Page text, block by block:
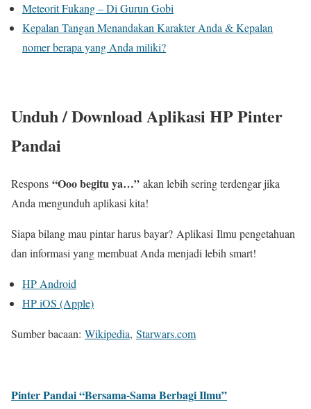
Meteorit Fukang – Di Gurun Gobi
Kepalan Tangan Menandakan Karakter Anda & Kepalan
nomer berapa yang Anda miliki?
Unduh / Download Aplikasi HP Pinter
Pandai
Respons “Ooo begitu ya…” akan lebih sering terdengar jika
Anda mengunduh aplikasi kita!
Siapa bilang mau pintar harus bayar? Aplikasi Ilmu pengetahuan
dan informasi yang membuat Anda menjadi lebih smart!
HP Android
HP iOS (Apple)
Sumber bacaan: Wikipedia, Starwars.com
Pinter Pandai “Bersama-Sama Berbagi Ilmu”